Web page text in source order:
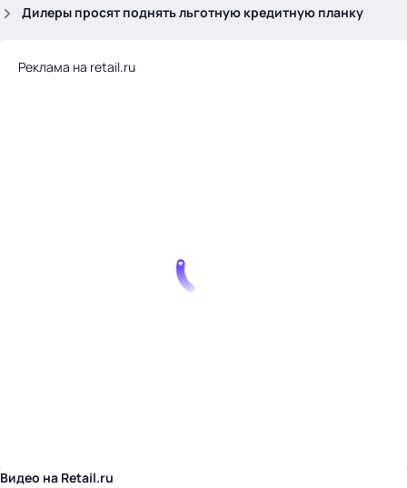
Дилеры просят поднять льготную кредитную планку
Реклама на retail.ru
Видео на Retail.ru